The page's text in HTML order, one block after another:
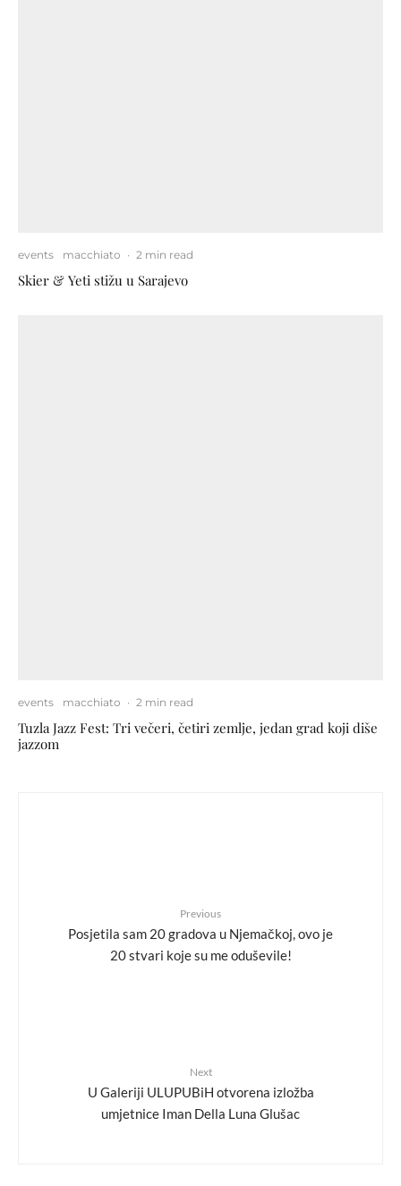
events macchiato · 2 min read
Skier & Yeti stižu u Sarajevo
events macchiato · 2 min read
Tuzla Jazz Fest: Tri večeri, četiri zemlje, jedan grad koji diše
jazzom
Previous
Posjetila sam 20 gradova u Njemačkoj, ovo je
20 stvari koje su me oduševile!
Next
U Galeriji ULUPUBiH otvorena izložba
umjetnice Iman Della Luna Glušac